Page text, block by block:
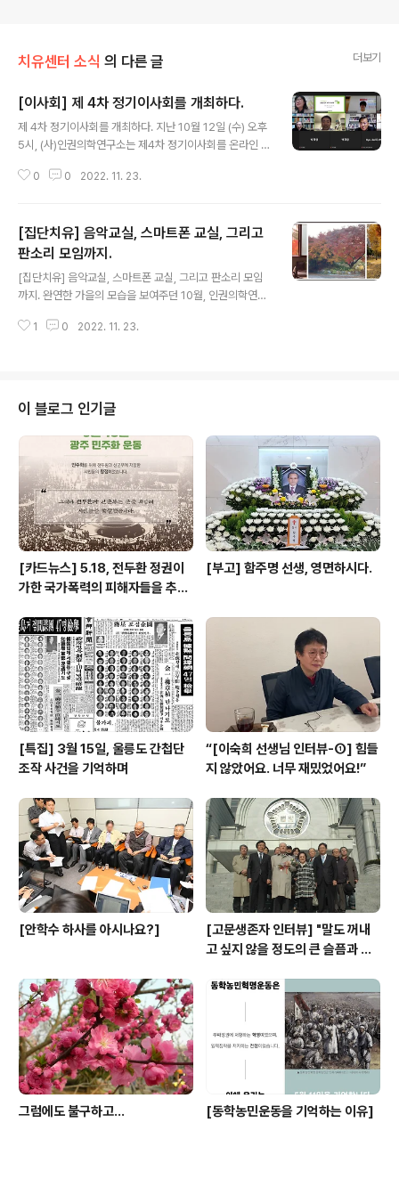
치유센터 소식 의 다른 글 더보기
[이사회] 제 4차 정기이사회를 개최하다.
제 4차 정기이사회를 개최하다. 지난 10월 12일 (수) 오후
5시, (사)인권의학연구소는 제4차 정기이사회를 온라인 줌
행했으나, 코로나-19 확산 상황이 지속되면서 비대면 회의
희 이사, 신좌섭 이사, 김성주 감사, 최규진 감사가 참석하
였다. 이사회 개회에 앞서 임원진의 근황 소개를 통해 신좌
섭 이사의 서울대학교 의학교육연수원장 취임과 최창남 이
사의 ‘신들의 땅’ 서적 출간을 축하하는 시간을 가졌다. 이
화영 상임이사의 지난 3차 이사회(간담회) 회의록 보고에
이어, 사무국에서 2022년도 3분기 사업과 재정에 대해 보
0 0 2022. 11. 23.
[집단치유] 음악교실, 스마트폰 교실, 그리고
판소리 모임까지.
[집단치유] 음악교실, 스마트폰 교실, 그리고 판소리 모임
까지. 완연한 가을의 모습을 보여주던 10월, 인권의학연구
실이며, 다른 하나는 길음판소리 모임이다. 코로나가 기승
히, 길음판소리 모임은 2019년 이후 약 3년 만에 재개되
어 반가운 얼굴들을 만날 수 있었다. 이렇게 가을이 만연했
던 지난 10월, 연구소에는 매주 반가운 분들이 찾아와 집단
치유를 가졌다. 음악교실은 박경운 음악치료사가 진행했으
며, 그는 지난 6월 국회 행사(김근태기념치유센터 개소 9
주년 및 국제 고문피해자 지원의 ..
1 0 2022. 11. 23.
이 블로그 인기글
[카드뉴스] 5.18, 전두환 정권이
가한 국가폭력의 피해자들을 추념
[부고] 함주명 선생, 영면하시다.
[특집] 3월 15일, 울릉도 간첩단
조작 사건을 기억하며
“[이숙희 선생님 인터뷰-①] 힘들
지 않았어요. 너무 재밌었어요!”
[안학수 하사를 아시나요?]
[고문생존자 인터뷰] "말도 꺼내
고 싶지 않을 정도의 큰 슬픔과 아
그럼에도 불구하고... [동학농민운동을 기억하는 이유]